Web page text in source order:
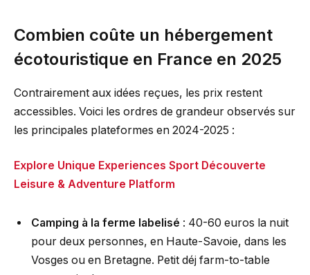
Combien coûte un hébergement
écotouristique en France en 2025
Contrairement aux idées reçues, les prix restent
accessibles. Voici les ordres de grandeur observés sur
les principales plateformes en 2024-2025 :
Explore Unique Experiences Sport Découverte
Leisure & Adventure Platform
Camping à la ferme labelisé : 40-60 euros la nuit
pour deux personnes, en Haute-Savoie, dans les
Vosges ou en Bretagne. Petit déj farm-to-table